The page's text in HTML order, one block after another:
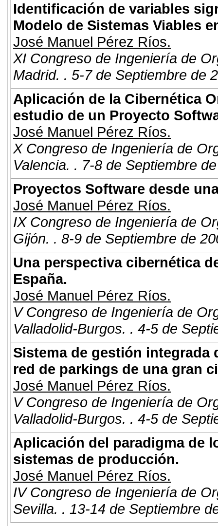
Identificación de variables
Modelo de Sistemas Viables
José Manuel Pérez Ríos.
XI Congreso de Ingeniería de
Madrid. . 5-7 de Septiembre de
Aplicación de la Cibernética
estudio de un Proyecto
José Manuel Pérez Ríos.
X Congreso de Ingeniería de
Valencia. . 7-8 de Septiembre
Proyectos Software desde
José Manuel Pérez Ríos.
IX Congreso de Ingeniería de
Gijón. . 8-9 de Septiembre de
Una perspectiva cibernética
España.
José Manuel Pérez Ríos.
V Congreso de Ingeniería de
Valladolid-Burgos. . 4-5 de
Sistema de gestión integrada
red de parkings de una gran
José Manuel Pérez Ríos.
V Congreso de Ingeniería de
Valladolid-Burgos. . 4-5 de
Aplicación del paradigma de
sistemas de producción.
José Manuel Pérez Ríos.
IV Congreso de Ingeniería de
Sevilla. . 13-14 de Septiembre